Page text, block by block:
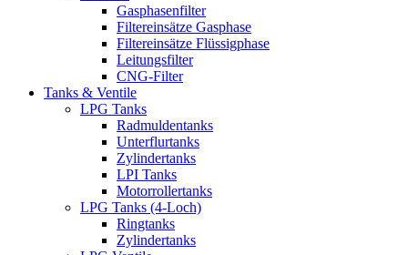
Gasphasenfilter
Filtereinsätze Gasphase
Filtereinsätze Flüssigphase
Leitungsfilter
CNG-Filter
Tanks & Ventile
LPG Tanks
Radmuldentanks
Unterflurtanks
Zylindertanks
LPI Tanks
Motorrollertanks
LPG Tanks (4-Loch)
Ringtanks
Zylindertanks